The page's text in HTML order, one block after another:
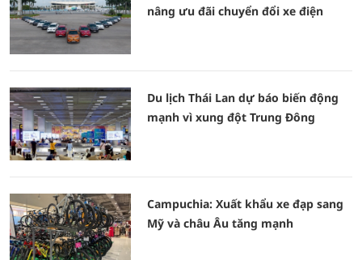
nâng ưu đãi chuyển đổi xe điện
Du lịch Thái Lan dự báo biến động
mạnh vì xung đột Trung Đông
Campuchia: Xuất khẩu xe đạp sang
Mỹ và châu Âu tăng mạnh